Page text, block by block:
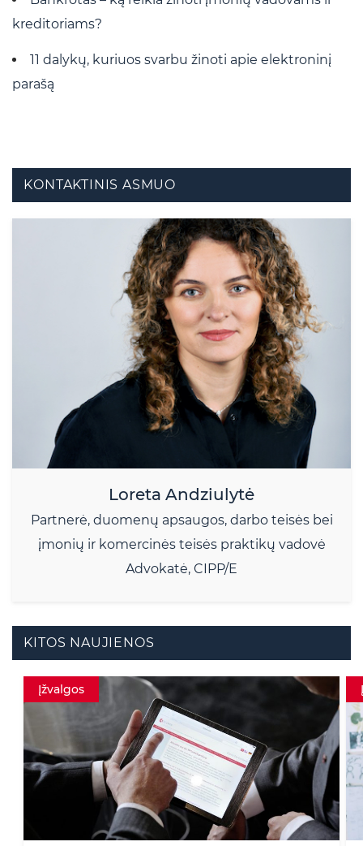
kreditoriams?
11 dalykų, kuriuos svarbu žinoti apie elektroninį
parašą
KONTAKTINIS ASMUO
Loreta Andziulytė
Partnerė, duomenų apsaugos, darbo teisės bei
įmonių ir komercinės teisės praktikų vadovė
Advokatė, CIPP/E
KITOS NAUJIENOS
Įžvalgos